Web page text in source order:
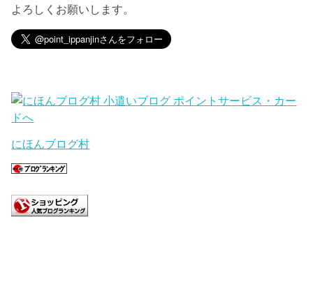
よろしくお願いします。
にほんブログ村